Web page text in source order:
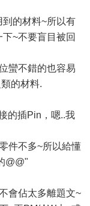
的材料~所以有
~不要盲目被回
蠻不錯的也容易
的材料.
的插Pin，嗯..我
件不多~所以給懂
@@"
會佔太多離題文~